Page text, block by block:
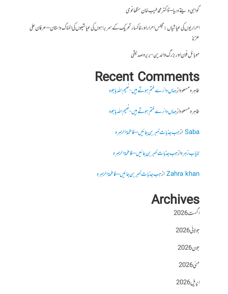
گواہی دیتے دریا – ڈاکٹر محمد طیب خان سنگھانوی
احراریوں کی عیاشیاں : مجلس احرار اور خاکسار تحریک کے سربراہوں کی عیاشیوں کی المناک داستان – عرفان علی
عزیز
موبائل فون اور بزرگ والدین- بریرہ صدیقی
Recent Comments
طاہرہ مسعودازجہاں دائرے ختم ہوتے ہیں- نعیم اللہ باجوہ
طاہرہ مسعودازجہاں دائرے ختم ہوتے ہیں- نعیم اللہ باجوہ
Sabaازجب جذبات خبر بن جائیں – فاطمۃالزہرہ
نایاب زہرہازجب جذبات خبر بن جائیں – فاطمۃالزہرہ
Zahra khanازجب جذبات خبر بن جائیں – فاطمۃالزہرہ
Archives
اگست 2026
جولائی 2026
جون 2026
مئی 2026
اپریل 2026